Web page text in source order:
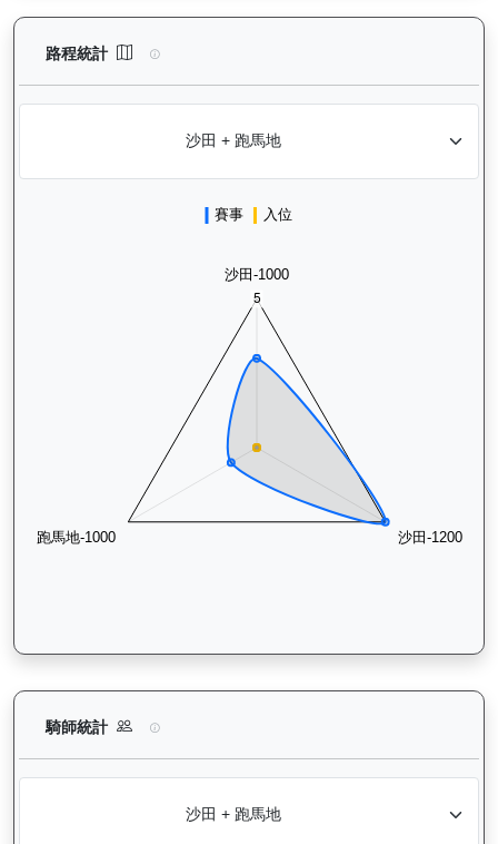
路程統計 電子好好（L119）— 路程統計分析：查看香港
騎師統計 電子好好（L119）— 騎師統計分析：查看各騎